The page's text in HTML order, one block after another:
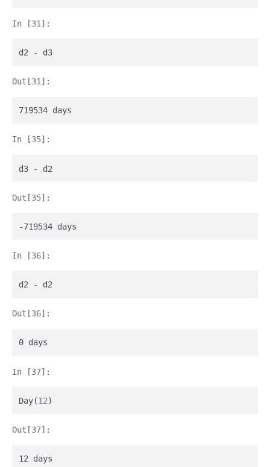
d2 - d3
719534 days
d3 - d2
-719534 days
d2 - d2
0 days
Day(12)
12 days